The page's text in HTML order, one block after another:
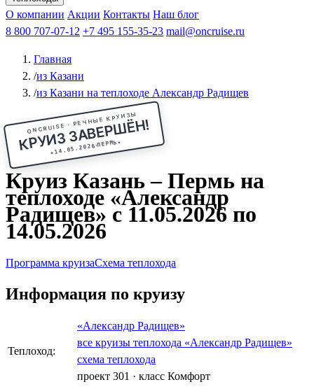
Чебоксарыиз Волгоградаиз Саратова Все города
КазаньВ Нижний НовгородВ ПермьВ Ростов-на-Дону
РыбинскНа СоловкиНа ВалаамПо ОкеПо Енисею
Афанасий Никитин Октябрьская революция
ФединАлександр СвешниковИван
МироновА.С.Попов
О компании Акции Контакты Наш блог
8 800 707-07-12 +7 495 155-35-23 mail@oncruise.ru
Главная
/из Казани
/из Казани на теплоходе Александр Радищев
ONCRUISE · РЕЧНЫЕ КРУИЗЫ
КРУИЗ ЗАВЕРШЁН!
★14.05.2026ПЕРМЬ★
Круиз Казань – Пермь на
теплоходе «Александр
Радищев» с 11.05.2026 по
14.05.2026
Программа круизаСхема теплохода
Информация по круизу
Теплоход:
«Александр Радищев»
все круизы теплохода «Александр Радищев»
схема теплохода
проект 301 · класс Комфорт